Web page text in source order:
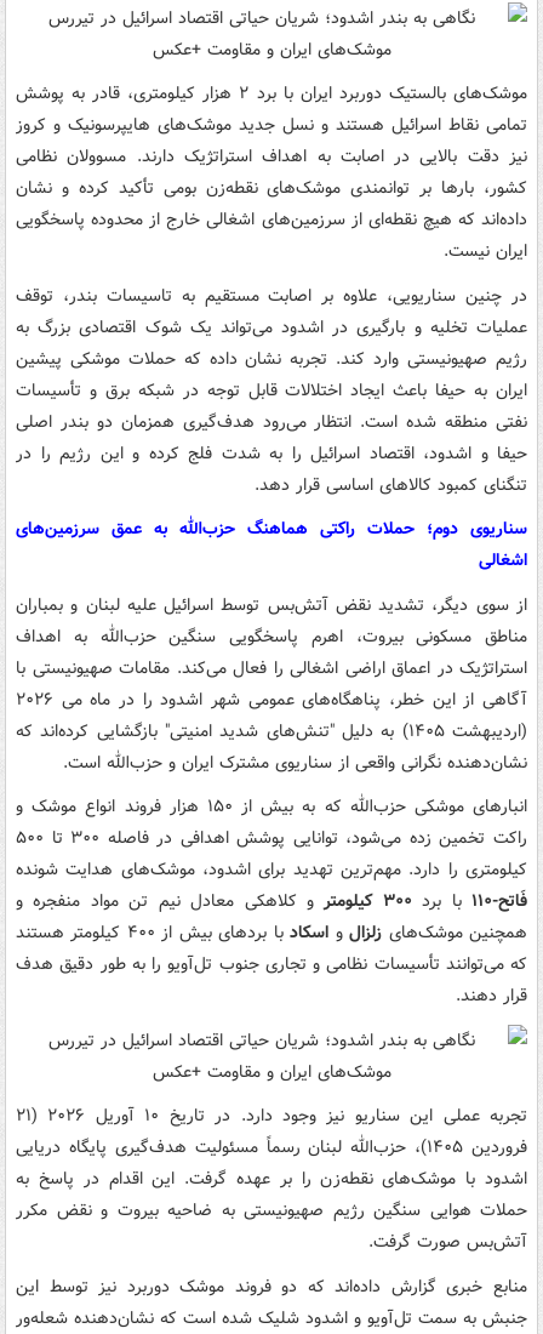
موشک‌های بالستیک دوربرد ایران با برد ۲ هزار کیلومتری، قادر به پوشش
تمامی نقاط اسرائیل هستند و نسل جدید موشک‌های هایپرسونیک و کروز
نیز دقت بالایی در اصابت به اهداف استراتژیک دارند. مسوولان نظامی
کشور، بارها بر توانمندی موشک‌های نقطه‌زن بومی تأکید کرده و نشان
داده‌اند که هیچ نقطه‌ای از سرزمین‌های اشغالی خارج از محدوده پاسخگویی
ایران نیست.
در چنین سناریویی، علاوه بر اصابت مستقیم به تاسیسات بندر، توقف
عملیات تخلیه و بارگیری در اشدود می‌تواند یک شوک اقتصادی بزرگ به
رژیم صهیونیستی وارد کند. تجربه نشان داده که حملات موشکی پیشین
ایران به حیفا باعث ایجاد اختلالات قابل توجه در شبکه برق و تأسیسات
نفتی منطقه شده است. انتظار می‌رود هدف‌گیری همزمان دو بندر اصلی
حیفا و اشدود، اقتصاد اسرائیل را به شدت فلج کرده و این رژیم را در
تنگنای کمبود کالاهای اساسی قرار دهد.
سناریوی دوم؛ حملات راکتی هماهنگ حزب‌الله به عمق سرزمین‌های
اشغالی
از سوی دیگر، تشدید نقض آتش‌بس توسط اسرائیل علیه لبنان و بمباران
مناطق مسکونی بیروت، اهرم پاسخگویی سنگین حزب‌الله به اهداف
استراتژیک در اعماق اراضی اشغالی را فعال می‌کند. مقامات صهیونیستی با
آگاهی از این خطر، پناهگاه‌های عمومی شهر اشدود را در ماه می ۲۰۲۶
(اردیبهشت ۱۴۰۵) به دلیل "تنش‌های شدید امنیتی" بازگشایی کرده‌اند که
نشان‌دهنده نگرانی واقعی از سناریوی مشترک ایران و حزب‌الله است.
انبارهای موشکی حزب‌الله که به بیش از ۱۵۰ هزار فروند انواع موشک و
راکت تخمین زده می‌شود، توانایی پوشش اهدافی در فاصله ۳۰۰ تا ۵۰۰
کیلومتری را دارد. مهم‌ترین تهدید برای اشدود، موشک‌های هدایت شونده
فَاتح-۱۱۰
با برد ۳۰۰ کیلومترو کلاهکی معادل نیم تن مواد منفجره و
همچنین موشک‌های زلزالو اسکاد
با بردهای بیش از ۴۰۰ کیلومتر هستند
که می‌توانند تأسیسات نظامی و تجاری جنوب تل‌آویو را به طور دقیق هدف
قرار دهند.
تجربه عملی این سناریو نیز وجود دارد. در تاریخ ۱۰ آوریل ۲۰۲۶ (۲۱
فروردین ۱۴۰۵)، حزب‌الله لبنان رسماً مسئولیت هدف‌گیری پایگاه دریایی
اشدود با موشک‌های نقطه‌زن را بر عهده گرفت. این اقدام در پاسخ به
حملات هوایی سنگین رژیم صهیونیستی به ضاحیه بیروت و نقض مکرر
آتش‌بس صورت گرفت.
منابع خبری گزارش داده‌اند که دو فروند موشک دوربرد نیز توسط این
جنبش به سمت تل‌آویو و اشدود شلیک شده است که نشان‌دهنده شعله‌ور